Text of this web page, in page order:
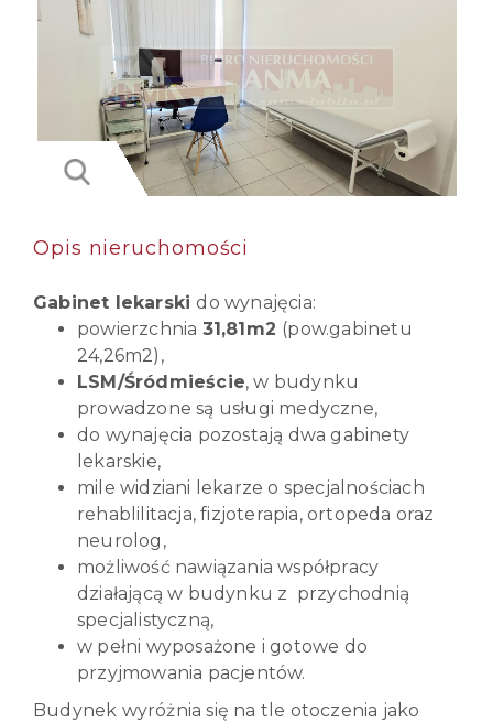
Opis nieruchomości
Gabinet lekarskido wynajęcia:
powierzchnia 31,81m2 (pow.gabinetu
24,26m2),
LSM/Śródmieście, w budynku
prowadzone są usługi medyczne,
do wynajęcia pozostają dwa gabinety
lekarskie,
mile widziani lekarze o specjalnościach
rehablilitacja, fizjoterapia, ortopeda oraz
neurolog,
możliwość nawiązania współpracy
działającą w budynku z przychodnią
specjalistyczną,
w pełni wyposażone i gotowe do
przyjmowania pacjentów.
Budynek wyróżnia się na tle otoczenia jako